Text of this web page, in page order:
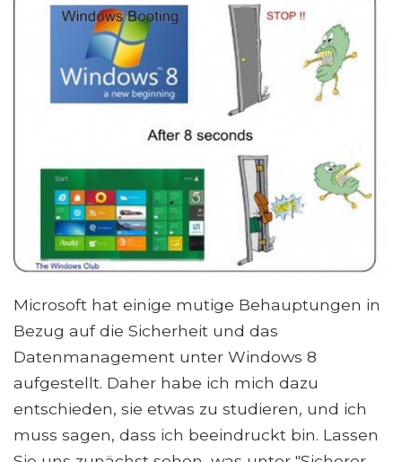
Microsoft hat einige mutige Behauptungen in
Bezug auf die Sicherheit und das
Datenmanagement unter Windows 8
aufgestellt. Daher habe ich mich dazu
entschieden, sie etwas zu studieren, und ich
muss sagen, dass ich beeindruckt bin. Lassen